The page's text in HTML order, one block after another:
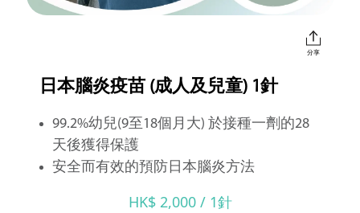
分享
日本腦炎疫苗 (成人及兒童) 1針
99.2%幼兒(9至18個月大) 於接種一劑的28
天後獲得保護
安全而有效的預防日本腦炎方法
HK$ 2,000 / 1針